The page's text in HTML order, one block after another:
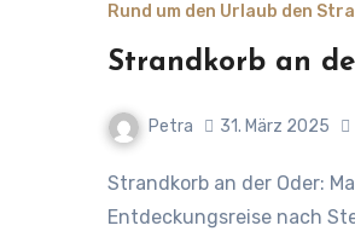
Rund um den Urlaub den
Strandkorb an
Petra 31. März 2025
Strandkorb an der Oder: Maritimes Flair und
Entdeckungsreise nach